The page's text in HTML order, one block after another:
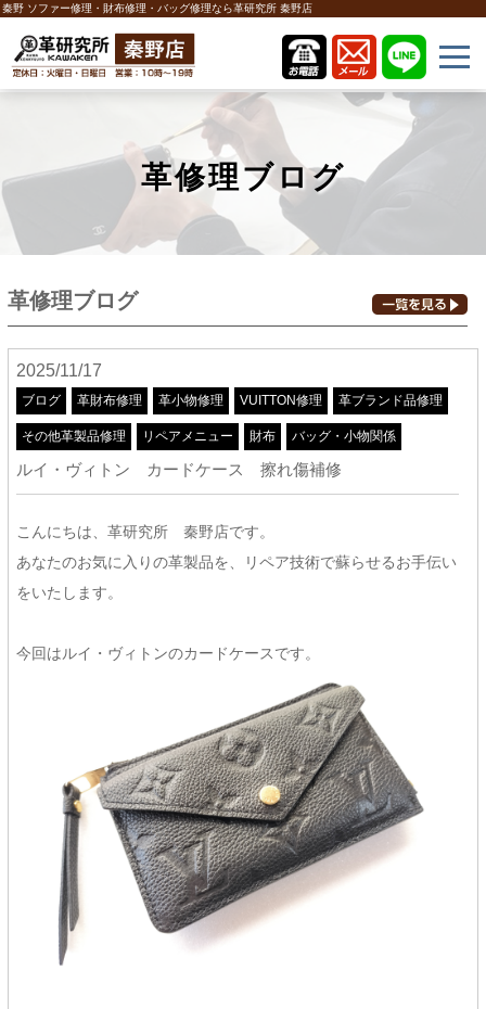
秦野 ソファー修理・財布修理・バッグ修理なら革研究所 秦野店
革修理ブログ
革修理ブログ
2025/11/17
ブログ 革財布修理 革小物修理 VUITTON修理 革ブランド品修理
その他革製品修理 リペアメニュー 財布 バッグ・小物関係
ルイ・ヴィトン カードケース 擦れ傷補修
こんにちは、革研究所 秦野店です。
あなたのお気に入りの革製品を、リペア技術で蘇らせるお手伝い
をいたします。
今回はルイ・ヴィトンのカードケースです。